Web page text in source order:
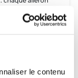
le contenu